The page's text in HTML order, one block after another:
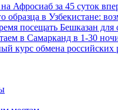
Афросиаб за 45 суток
образца в Узбекистане:
посещать Бешказан
в Самарканд в 1-30 ночи.
курс обмена российских